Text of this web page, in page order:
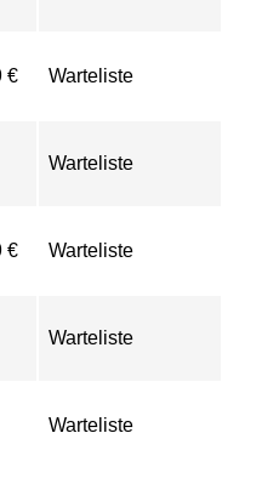
€ Warteliste
Warteliste
€ Warteliste
Warteliste
Warteliste